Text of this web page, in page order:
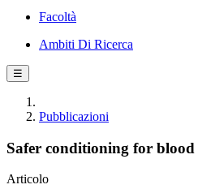
Facoltà
Ambiti Di Ricerca
☰
Pubblicazioni
Safer conditioning for blood
Articolo